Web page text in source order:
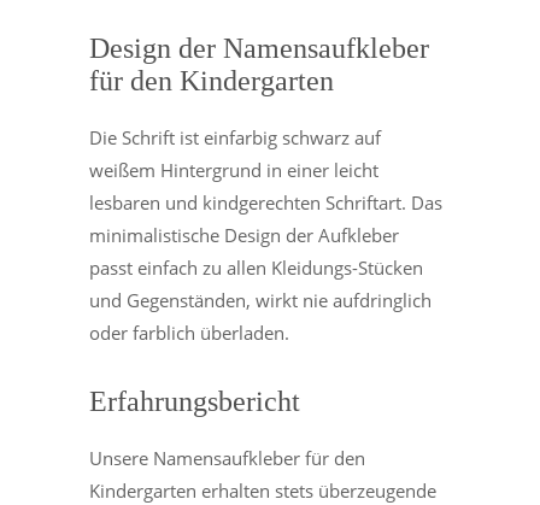
Design der Namensaufkleber
für den Kindergarten
Die Schrift ist einfarbig schwarz auf
weißem Hintergrund in einer leicht
lesbaren und kindgerechten Schriftart. Das
minimalistische Design der Aufkleber
passt einfach zu allen Kleidungs-Stücken
und Gegenständen, wirkt nie aufdringlich
oder farblich überladen.
Erfahrungsbericht
Unsere Namensaufkleber für den
Kindergarten erhalten stets überzeugende